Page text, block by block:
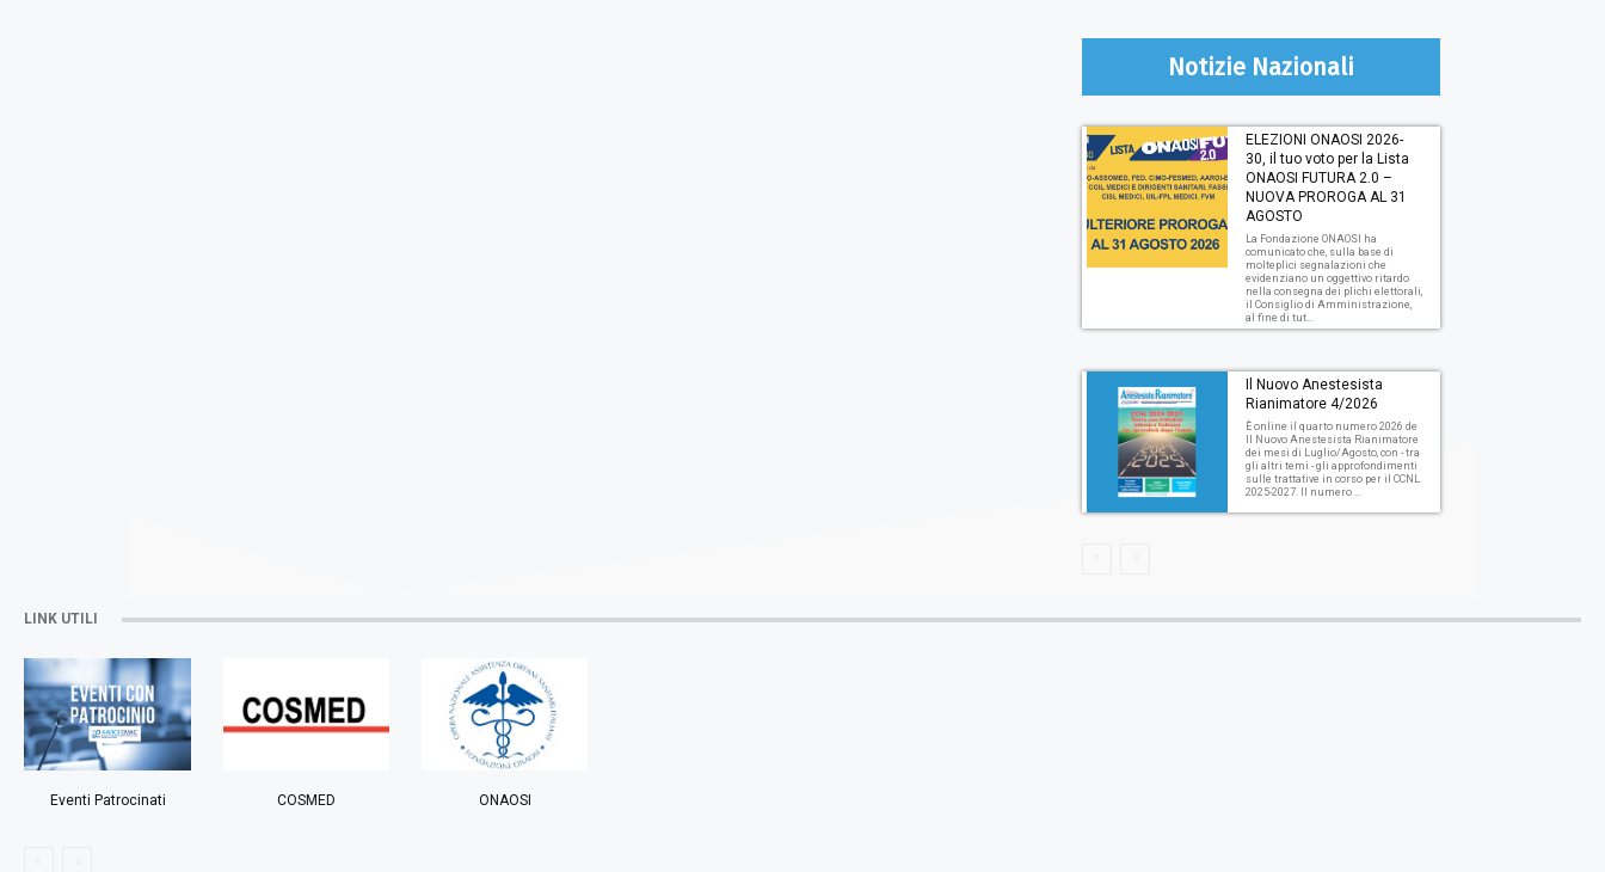
Notizie Nazionali
ELEZIONI ONAOSI 2026-
30, il tuo voto per la Lista
ONAOSI FUTURA 2.0 –
NUOVA PROROGA AL 31
AGOSTO
La Fondazione ONAOSI ha
comunicato che, sulla base di
molteplici segnalazioni che
evidenziano un oggettivo ritardo
nella consegna dei plichi elettorali,
il Consiglio di Amministrazione,
al fine di tut...
Il Nuovo Anestesista
Rianimatore 4/2026
È online il quarto numero 2026 de
Il Nuovo Anestesista Rianimatore
dei mesi di Luglio/Agosto, con - tra
gli altri temi - gli approfondimenti
sulle trattative in corso per il CCNL
2025-2027. Il numero ...
LINK UTILI
Eventi Patrocinati COSMED ONAOSI